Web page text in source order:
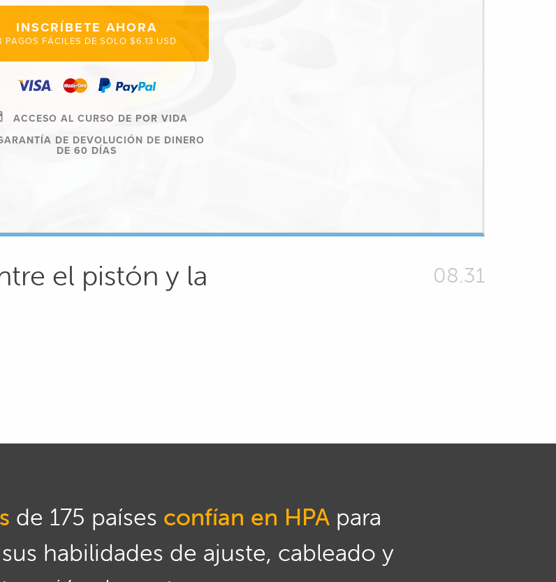
INSCRÍBETE AHORA
PAGOS FÁCILES DE SOLO $6.13 USD
ACCESO AL CURSO DE POR VIDA
DE DEVOLUCIÓN DE DINERO
DE 60 DÍAS
el pistón y la
08.31
de 175 países confían en HPA para
habilidades de ajuste, cableado y